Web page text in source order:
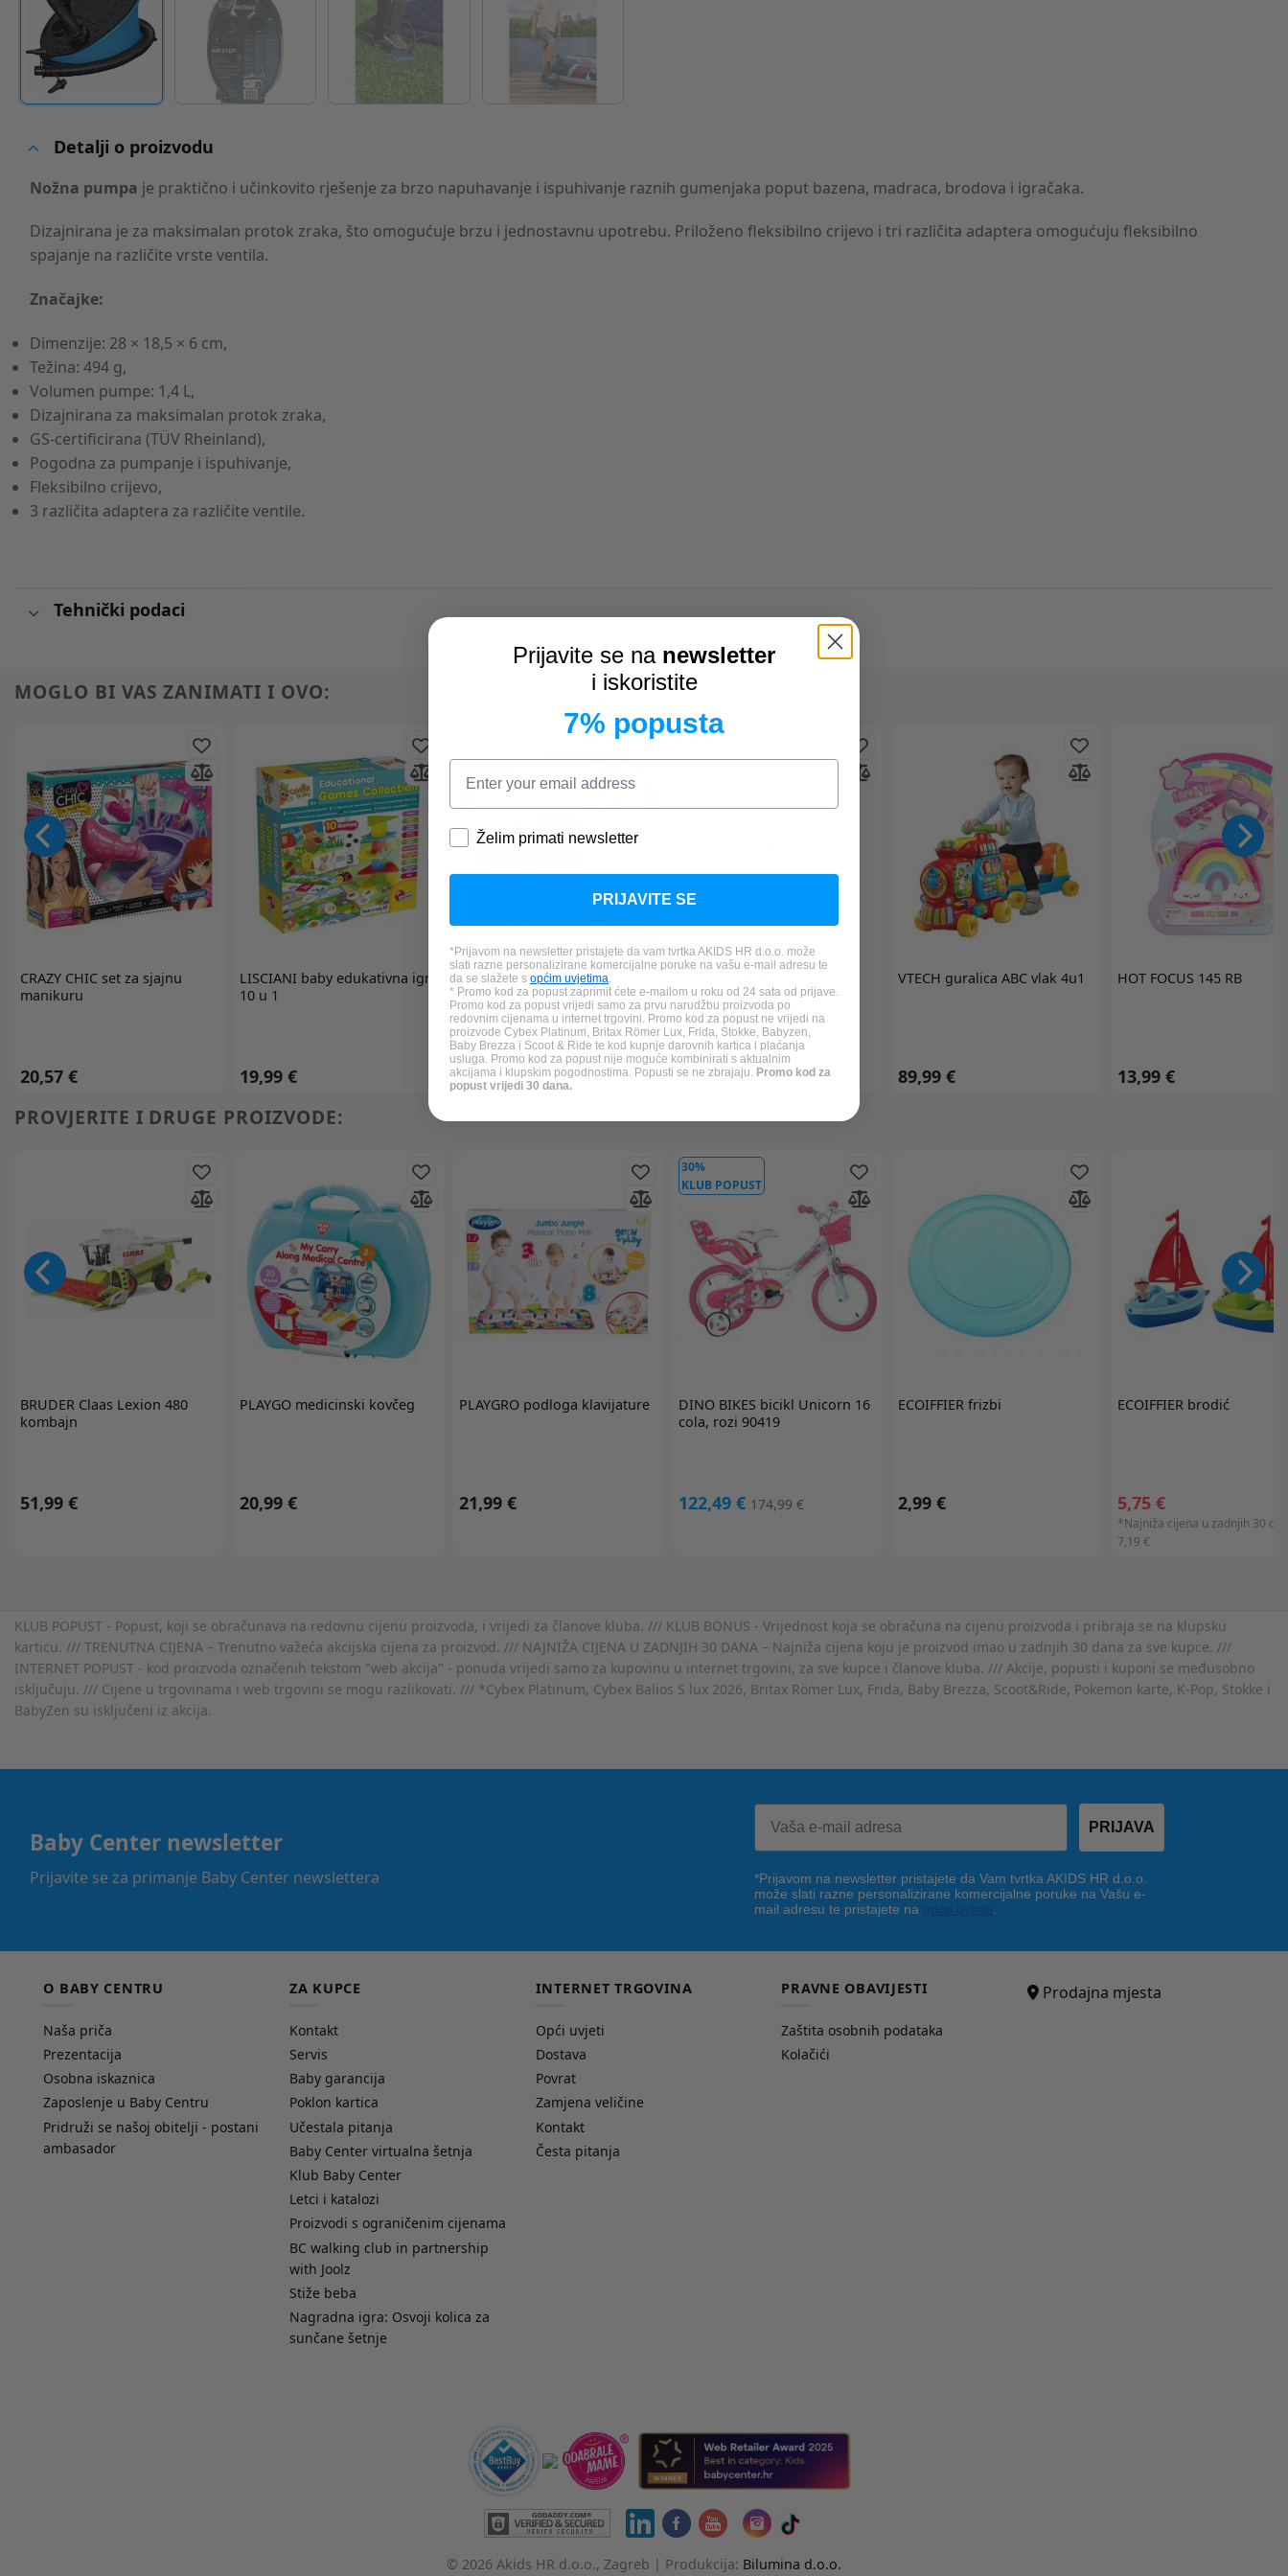
Detalji o proizvodu
Nožna pumpa je praktično i učinkovito rješenje za brzo napuhavanje i ispuhivanje raznih gumenjaka poput bazena, madraca, brodova i igračaka.
Dizajnirana je za maksimalan protok zraka, što omogućuje brzu i jednostavnu upotrebu. Priloženo fleksibilno crijevo i tri različita adaptera omogućuju fleksibilno
spajanje na različite vrste ventila.
Značajke:
Dimenzije: 28 × 18,5 × 6 cm,
Težina: 494 g,
Volumen pumpe: 1,4 L,
Dizajnirana za maksimalan protok zraka,
GS-certificirana (TÜV Rheinland),
Pogodna za pumpanje i ispuhivanje,
Fleksibilno crijevo,
3 različita adaptera za različite ventile.
Tehnički podaci
MOGLO BI VAS ZANIMATI I OVO:
CRAZY CHICset za sjajnu
manikuru
20,57 €
LISCIANI baby edukativna igra
10 u 1
19,99 €
KLUB POPUST
SYLVANIAN FAMILIESpekara
5536
27,19 € 33,99 € 13,99 €
VTECH guralica ABC vlak 4u1
89,99 €
HOT FOCUS 145 RB
13,99 €
PROVJERITE I DRUGE PROIZVODE:
BRUDER Claas Lexion 480
kombajn
51,99 €
PLAYGO medicinski kovčeg
20,99 €
PLAYGRO podloga klavijature
21,99 €
30%
KLUB POPUST
DINO BIKES bicikl Unicorn 16
cola, rozi 90419
122,49 € 174,99 €
ECOIFFIER frizbi
2,99 €
ECOIFFIER brodić
5,75 €
*Najniža cijena u zadnjih 30
7,19 €
KLUB POPUST - Popust, koji se obračunava na redovnu cijenu proizvoda, i vrijedi za članove kluba. /// KLUB BONUS - Vrijednost koja se obračuna na cijenu proizvoda i pribraja se na klupsku
karticu. /// TRENUTNA CIJENA – Trenutno važeća akcijska cijena za proizvod. /// NAJNIŽA CIJENA U ZADNJIH 30 DANA – Najniža cijena koju je proizvod imao u zadnjih 30 dana za sve kupce. ///
INTERNET POPUST - kod proizvoda označenih tekstom "web akcija" - ponuda vrijedi samo za kupovinu u internet trgovini, za sve kupce i članove kluba. /// Akcije, popusti i kuponi se međusobno
isključuju. /// Cijene u trgovinama i web trgovini se mogu razlikovati. /// *Cybex Platinum, Cybex Balios S lux 2026, Britax Römer Lux, Frida, Baby Brezza, Scoot&Ride, Pokemon karte, K-Pop, Stokke i
BabyZen su isključeni iz akcija.
Baby Center newsletter
Prijavite se za primanje Baby Center newslettera
PRIJAVA
*Prijavom na newsletter pristajete da Vam tvrtka AKIDS HR d.o.o.
može slati razne personalizirane komercijalne poruke na Vašu e-
mail adresu te pristajete na
O BABY CENTRU
Naša priča
Prezentacija
Osobna iskaznica
Zaposlenje u Baby Centru
Pridruži se našoj obitelji - postani
ambasador
ZA KUPCE
Kontakt
Servis
Baby garancija
Poklon kartica
Učestala pitanja
Baby Center virtualna šetnja
Klub Baby Center
Letci i katalozi
Proizvodi s ograničenim cijenama
BC walking club in partnership
with Joolz
Stiže beba
Nagradna igra: Osvoji kolica za
sunčane šetnje
INTERNET TRGOVINA
Opći uvjeti
Dostava
Povrat
Zamjena veličine
Kontakt
Česta pitanja
PRAVNE OBAVIJESTI
Zaštita osobnih podataka
Kolačići
Prodajna mjesta
© 2026 Akids HR d.o.o., Zagreb | Produkcija: Bilumina d.o.o.
Prijavite se na newsletter
i iskoristite
7% popusta
Želim primati newsletter
PRIJAVITE SE
*Prijavom na newsletter pristajete da vam tvrtka AKIDS HR d.o.o. može
slati razne personalizirane komercijalne poruke na vašu e-mail adresu te
da se slažete s općim uvjetima
* Promo kod za popust zaprimit ćete e-mailom u roku od 24 sata od prijave.
Promo kod za popust vrijedi samo za prvu narudžbu proizvoda po
redovnim cijenama u internet trgovini. Promo kod za popust ne vrijedi na
proizvode Cybex Platinum, Britax Römer Lux, Frida, Stokke, Babyzen,
Baby Brezza i Scoot & Ride te kod kupnje darovnih kartica i plaćanja
usluga. Promo kod za popust nije moguće kombinirati s aktualnim
akcijama i klupskim pogodnostima. Popusti se ne zbrajaju. Promo kod za
popust vrijedi 30 dana.